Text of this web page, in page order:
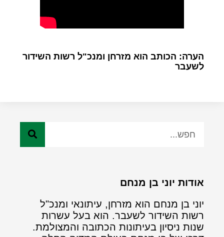
הערה: הכותב הוא מזרחן ומנכ"ל רשות השידור
לשעבר
אודות יוני בן מנחם
יוני בן מנחם הוא מזרחן, עיתונאי ומנכ"ל
רשות השידור לשעבר. הוא בעל עשרות
שנות ניסיון בעיתונות הכתובה והמצולמת.